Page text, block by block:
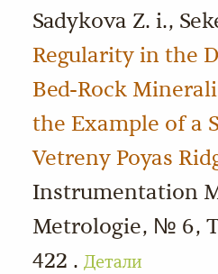
Sadykova Z. i.,
Regularity in the
Bed-Rock
the Example of a
Vetreny Poyas
Instrumentation
Metrologie, № 6, Т
422 . Детали